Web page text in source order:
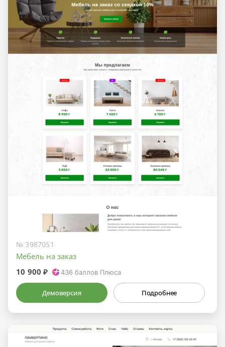
№ 3987051
Мебель на заказ
10 900 ₽
436баллов Плюса
Демоверсия Подробнее